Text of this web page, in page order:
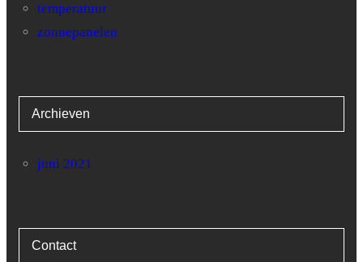
temperatuur
zonnepanelen
Archieven
juni 2021
Contact